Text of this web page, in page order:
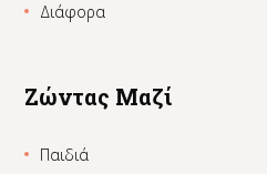
Διάφορα
Ζώντας Μαζί
Παιδιά